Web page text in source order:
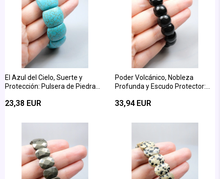
El Azul del Cielo, Suerte y
Protección: Pulsera de Piedra
23,38 EUR
Poder Volcánico, Nobleza
Profunda y Escudo Protector:
Rectangular Abombado
33,94 EUR